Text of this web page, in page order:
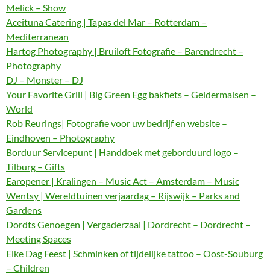
Melick – Show
Aceituna Catering | Tapas del Mar – Rotterdam –
Mediterranean
Hartog Photography | Bruiloft Fotografie – Barendrecht –
Photography
DJ – Monster – DJ
Your Favorite Grill | Big Green Egg bakfiets – Geldermalsen –
World
Rob Reurings| Fotografie voor uw bedrijf en website –
Eindhoven – Photography
Borduur Servicepunt | Handdoek met geborduurd logo –
Tilburg – Gifts
Earopener | Kralingen – Music Act – Amsterdam – Music
Wentsy | Wereldtuinen verjaardag – Rijswijk – Parks and
Gardens
Dordts Genoegen | Vergaderzaal | Dordrecht – Dordrecht –
Meeting Spaces
Elke Dag Feest | Schminken of tijdelijke tattoo – Oost-Souburg
– Children